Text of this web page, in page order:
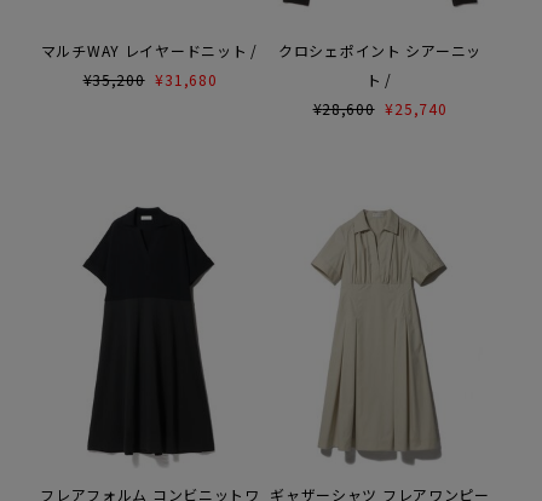
マルチWAY レイヤードニット
¥35,200 ¥31,680
クロシェポイント シアーニッ
ト
¥28,600 ¥25,740
フレアフォルム コンビニットワ
ギャザーシャツ フレアワンピー